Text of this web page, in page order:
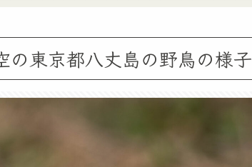
東京都八丈島の野鳥の様子